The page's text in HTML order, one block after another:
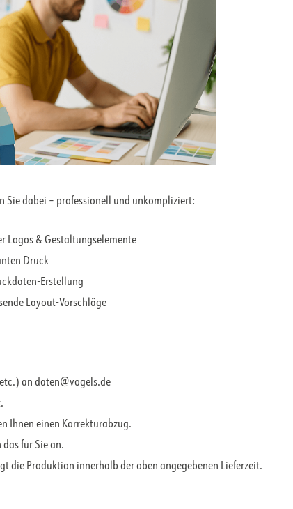
Sie dabei – professionell und unkompliziert:
Logos & Gestaltungselemente
Druck
Erstellung
Layout-Vorschläge
an daten@vogels.de
Ihnen einen Korrekturabzug.
für Sie an.
die Produktion innerhalb der oben angegebenen Lieferzeit.